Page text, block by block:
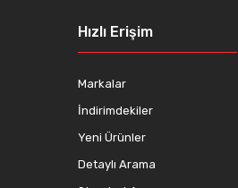
Ürün fiyatı diğer
Hızlı Erişim
Markalar
İndirimdekiler
Yeni Ürünler
Detaylı Arama